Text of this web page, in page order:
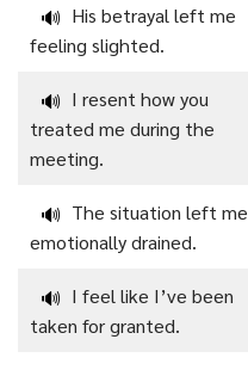
🔊 His betrayal left me
feeling slighted.
🔊 I resent how you
treated me during the
meeting.
🔊 The situation left me
emotionally drained.
🔊 I feel like I’ve been
taken for granted.